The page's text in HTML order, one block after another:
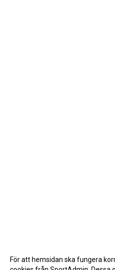
För att hemsidan ska fungera